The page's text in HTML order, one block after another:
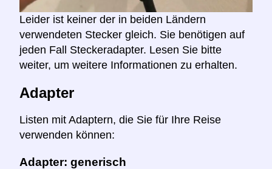
Leider ist keiner der in beiden Ländern
verwendeten Stecker gleich. Sie benötigen auf
jeden Fall Steckeradapter. Lesen Sie bitte
weiter, um weitere Informationen zu erhalten.
Adapter
Listen mit Adaptern, die Sie für Ihre Reise
verwenden können:
Adapter: generisch